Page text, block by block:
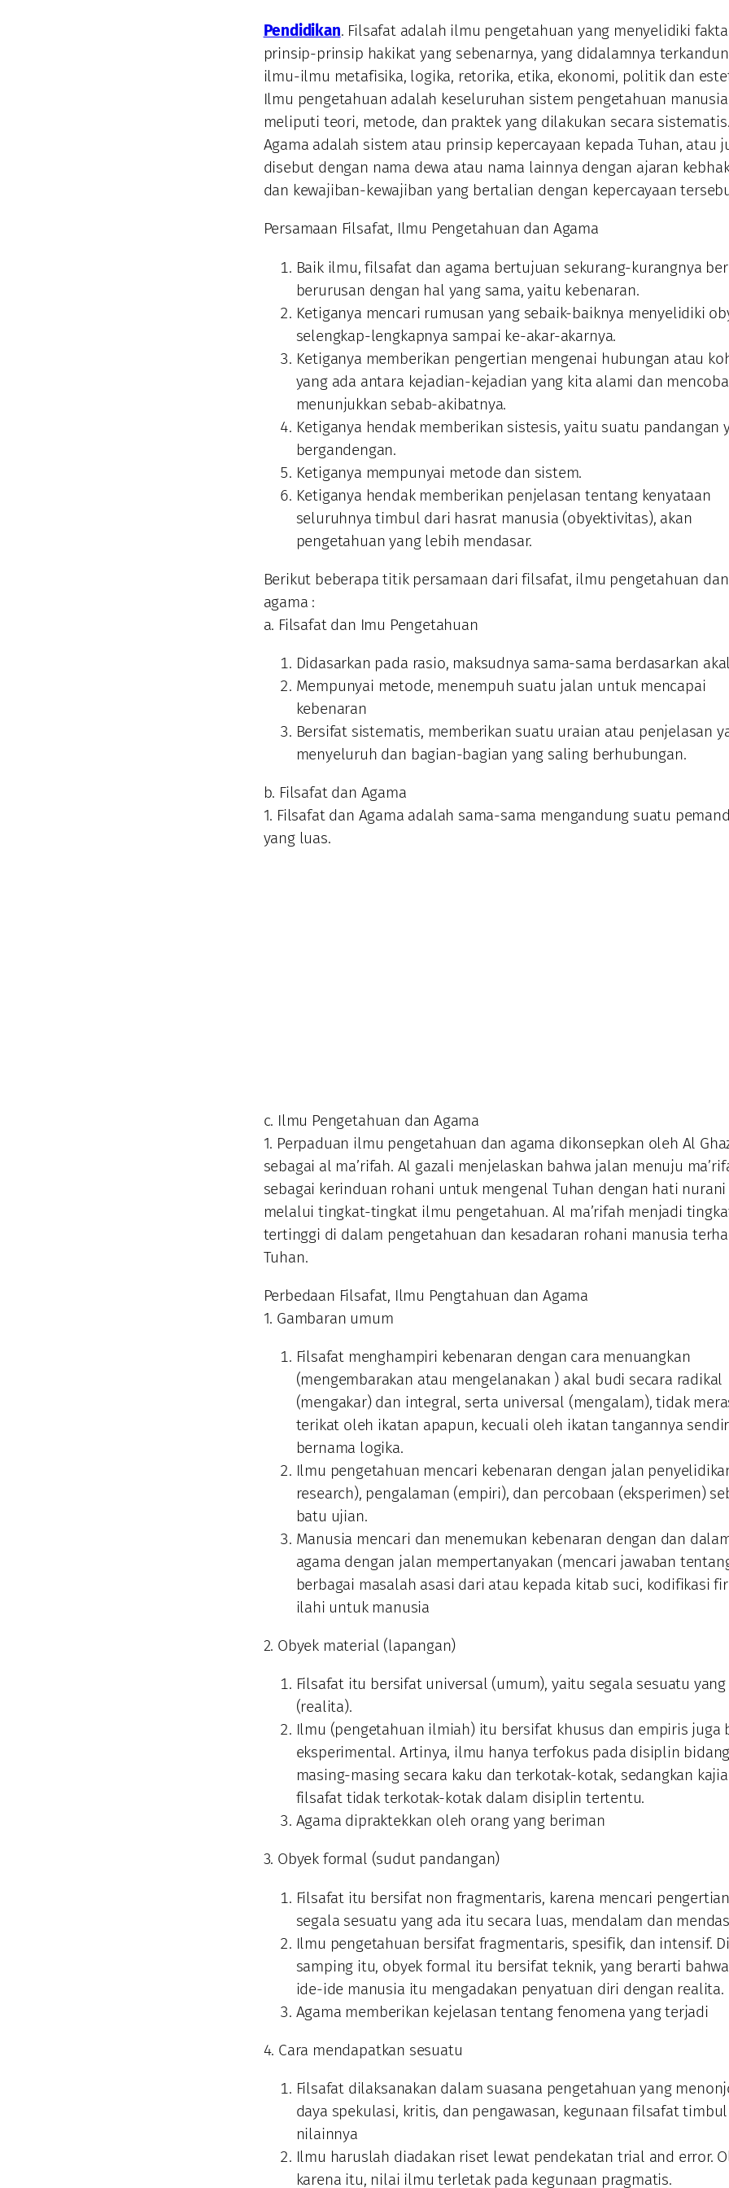
Pendidikan. Filsafat adalah ilmu pengetahuan yang menyelidiki
prinsip-prinsip hakikat yang sebenarnya, yang didalamnya
ilmu-ilmu metafisika, logika, retorika, etika, ekonomi, politik dan
Ilmu pengetahuan adalah keseluruhan sistem pengetahuan
meliputi teori, metode, dan praktek yang dilakukan secara sistematis.
Agama adalah sistem atau prinsip kepercayaan kepada Tuhan, atau
disebut dengan nama dewa atau nama lainnya dengan ajaran
dan kewajiban-kewajiban yang bertalian dengan kepercayaan
Persamaan Filsafat, Ilmu Pengetahuan dan Agama
Baik ilmu, filsafat dan agama bertujuan sekurang-kurangnya
berurusan dengan hal yang sama, yaitu kebenaran.
Ketiganya mencari rumusan yang sebaik-baiknya menyelidiki
selengkap-lengkapnya sampai ke-akar-akarnya.
Ketiganya memberikan pengertian mengenai hubungan atau
yang ada antara kejadian-kejadian yang kita alami dan mencoba
menunjukkan sebab-akibatnya.
Ketiganya hendak memberikan sistesis, yaitu suatu pandangan
bergandengan.
Ketiganya mempunyai metode dan sistem.
Ketiganya hendak memberikan penjelasan tentang kenyataan
seluruhnya timbul dari hasrat manusia (obyektivitas), akan
pengetahuan yang lebih mendasar.
Berikut beberapa titik persamaan dari filsafat, ilmu pengetahuan dan
agama :
a. Filsafat dan Imu Pengetahuan
Didasarkan pada rasio, maksudnya sama-sama berdasarkan
Mempunyai metode, menempuh suatu jalan untuk mencapai
kebenaran
Bersifat sistematis, memberikan suatu uraian atau penjelasan
menyeluruh dan bagian-bagian yang saling berhubungan.
b. Filsafat dan Agama
1. Filsafat dan Agama adalah sama-sama mengandung suatu
yang luas.
c. Ilmu Pengetahuan dan Agama
1. Perpaduan ilmu pengetahuan dan agama dikonsepkan oleh Al
sebagai al ma’rifah. Al gazali menjelaskan bahwa jalan menuju
sebagai kerinduan rohani untuk mengenal Tuhan dengan hati nurani
melalui tingkat-tingkat ilmu pengetahuan. Al ma’rifah menjadi
tertinggi di dalam pengetahuan dan kesadaran rohani manusia
Tuhan.
Perbedaan Filsafat, Ilmu Pengtahuan dan Agama
1. Gambaran umum
Filsafat menghampiri kebenaran dengan cara menuangkan
(mengembarakan atau mengelanakan ) akal budi secara radikal
(mengakar) dan integral, serta universal (mengalam), tidak
terikat oleh ikatan apapun, kecuali oleh ikatan tangannya
bernama logika.
Ilmu pengetahuan mencari kebenaran dengan jalan
research), pengalaman (empiri), dan percobaan (eksperimen)
batu ujian.
Manusia mencari dan menemukan kebenaran dengan dan
agama dengan jalan mempertanyakan (mencari jawaban
berbagai masalah asasi dari atau kepada kitab suci, kodifikasi
ilahi untuk manusia
2. Obyek material (lapangan)
Filsafat itu bersifat universal (umum), yaitu segala sesuatu yang
(realita).
Ilmu (pengetahuan ilmiah) itu bersifat khusus dan empiris juga
eksperimental. Artinya, ilmu hanya terfokus pada disiplin bidang
masing-masing secara kaku dan terkotak-kotak, sedangkan
filsafat tidak terkotak-kotak dalam disiplin tertentu.
Agama dipraktekkan oleh orang yang beriman
3. Obyek formal (sudut pandangan)
Filsafat itu bersifat non fragmentaris, karena mencari
segala sesuatu yang ada itu secara luas, mendalam dan
Ilmu pengetahuan bersifat fragmentaris, spesifik, dan intensif. Di
samping itu, obyek formal itu bersifat teknik, yang berarti
ide-ide manusia itu mengadakan penyatuan diri dengan realita.
Agama memberikan kejelasan tentang fenomena yang terjadi
4. Cara mendapatkan sesuatu
Filsafat dilaksanakan dalam suasana pengetahuan yang
daya spekulasi, kritis, dan pengawasan, kegunaan filsafat
nilainnya
Ilmu haruslah diadakan riset lewat pendekatan trial and error.
karena itu, nilai ilmu terletak pada kegunaan pragmatis.